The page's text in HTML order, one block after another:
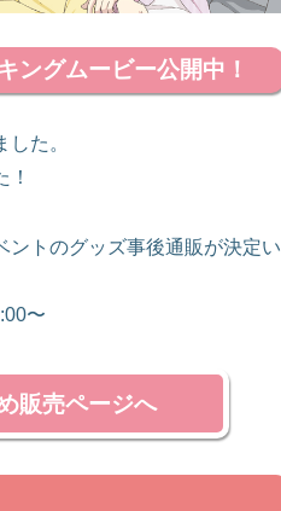
ングムービー公開中！
た。
ントのグッズ事後通販が決定い
〜
販売ページへ